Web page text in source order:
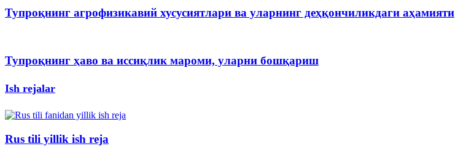
Тупроқнинг агрофизикавий хусусиятлари ва уларнинг деҳқончиликдаги аҳамияти
Тупроқнинг ҳаво ва иссиқлик мароми, уларни бошқариш
Ish rejalar
Rus tili yillik ish reja